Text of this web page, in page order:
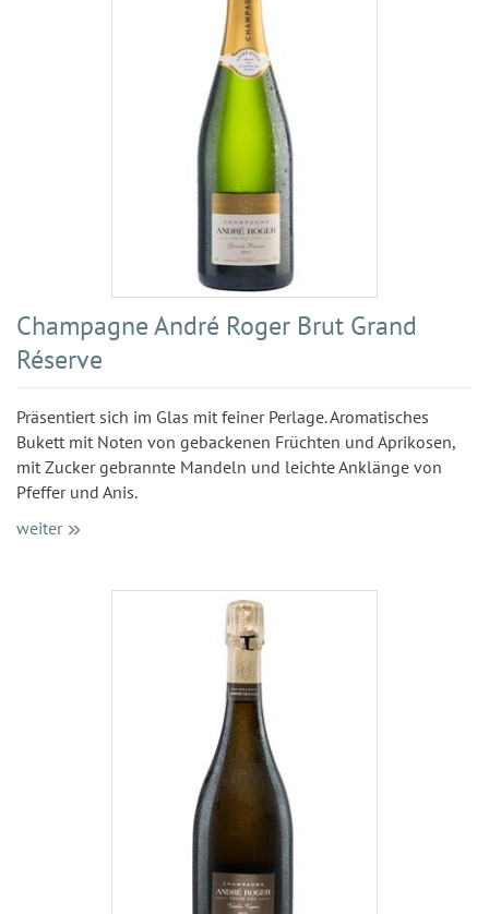
Champagne André Roger Brut Grand
Réserve
Präsentiert sich im Glas mit feiner Perlage. Aromatisches
Bukett mit Noten von gebackenen Früchten und Aprikosen,
mit Zucker gebrannte Mandeln und leichte Anklänge von
Pfeffer und Anis.
weiter